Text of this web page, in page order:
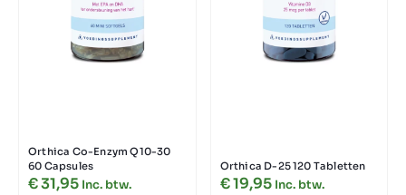
Orthica Co-Enzym Q10-30
60 Capsules
€31,95 Inc. btw.
Orthica D-25 120 Tabletten
€19,95 Inc. btw.